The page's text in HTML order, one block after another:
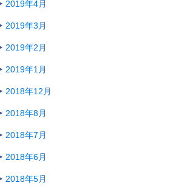
2019年4月
2019年3月
2019年2月
2019年1月
2018年12月
2018年8月
2018年7月
2018年6月
2018年5月